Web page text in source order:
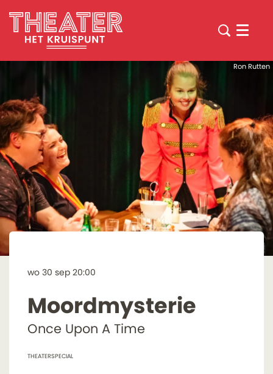
Menu
Ron Rutten
Moordmysterie
Once Upon A Time
wo 30 sep 20:00
THEATERSPECIAL